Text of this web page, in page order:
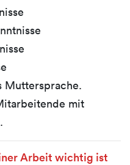
Muttersprache.
mit
Arbeit wichtig ist